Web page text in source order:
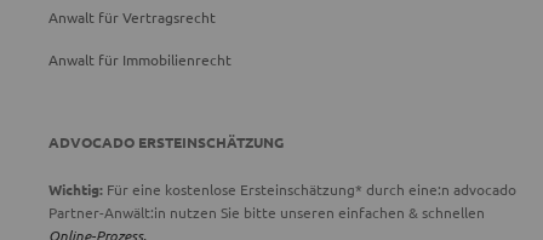
Anwalt für Vertragsrecht
Anwalt für Immobilienrecht
ADVOCADO ERSTEINSCHÄTZUNG
Wichtig: Für eine kostenlose Ersteinschätzung* durch eine:n advocado
Partner-Anwält:in nutzen Sie bitte unseren einfachen & schnellen
Online-Prozess.